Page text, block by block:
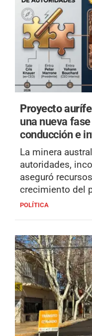
Proyecto
una nueva
conducción e
La minera
autoridades,
aseguró
crecimiento del
POLÍTICA